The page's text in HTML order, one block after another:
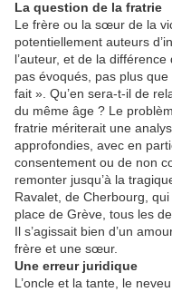
La question de la fratrie
Le frère ou la sœur de la
potentiellement auteurs
l’auteur, et de la différence
pas évoqués, pas plus
fait ». Qu’en sera-t-il de
du même âge ? Le
fratrie mériterait une
approfondies, avec en
consentement ou de non
remonter jusqu’à la
Ravalet, de Cherbourg,
place de Grève, tous les
Il s’agissait bien d’un
frère et une sœur.
Une erreur juridique
L’oncle et la tante, le